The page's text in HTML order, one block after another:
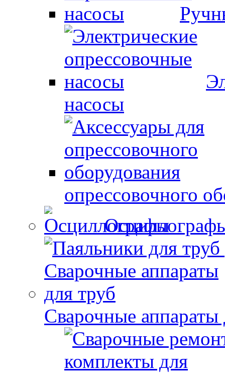
насосы
опрессовочного
Сварочные аппараты